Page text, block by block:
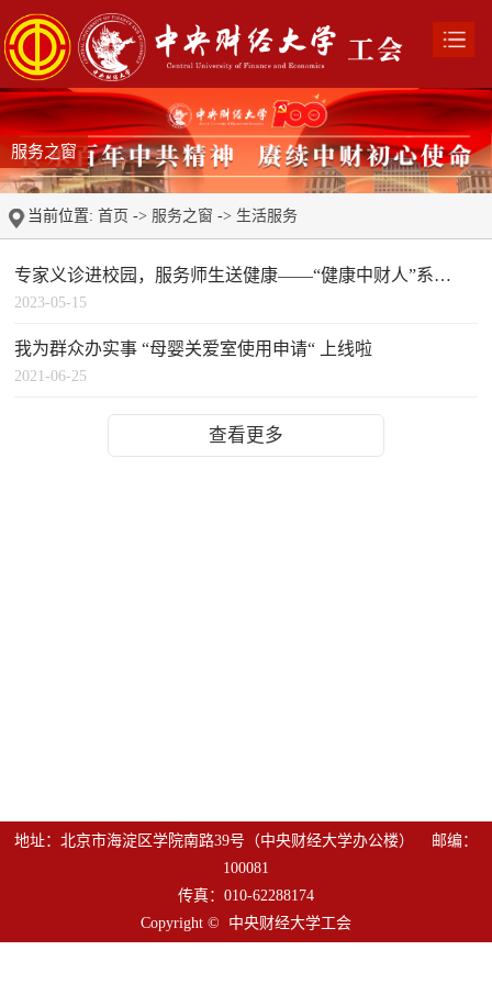
服务之窗
当前位置: 首页 -> 服务之窗 -> 生活服务
专家义诊进校园，服务师生送健康——“健康中财人”系列健康活动通知
2023-05-15
我为群众办实事 “母婴关爱室使用申请“ 上线啦
2021-06-25
查看更多
地址：北京市海淀区学院南路39号（中央财经大学办公楼） 邮编：
100081
传真：010-62288174
Copyright © 中央财经大学工会